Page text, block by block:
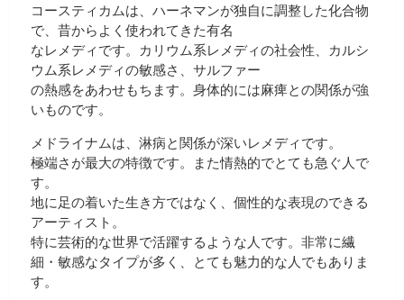
コースティカムは、ハーネマンが独自に調整した化合物
で、昔からよく使われてきた有名
なレメディです。カリウム系レメディの社会性、カルシ
ウム系レメディの敏感さ、サルファー
の熱感をあわせもちます。身体的には麻痺との関係が強
いものです。
メドライナムは、淋病と関係が深いレメディです。
極端さが最大の特徴です。また情熱的でとても急ぐ人で
す。
地に足の着いた生き方ではなく、個性的な表現のできる
アーティスト。
特に芸術的な世界で活躍するような人です。非常に繊
細・敏感なタイプが多く、とても魅力的な人でもありま
す。